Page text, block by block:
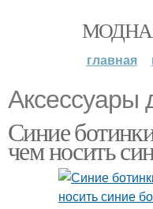
главная
Аксессуары
Синие
чем носить